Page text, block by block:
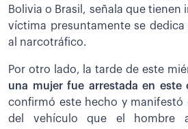
Bolivia o Brasil, señala que tienen
víctima presuntamente se dedica
al narcotráfico.
Por otro lado, la tarde de este
una mujer fue arrestada en este
confirmó este hecho y manifestó
del vehículo que el hombre